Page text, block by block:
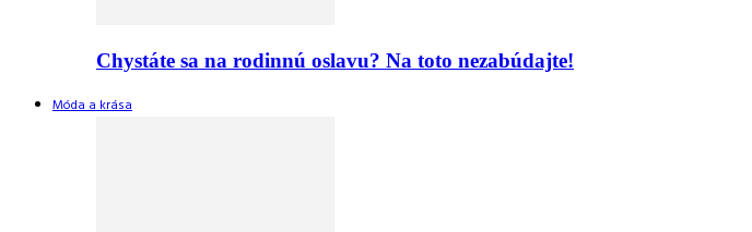
Chystáte sa na rodinnú oslavu? Na toto nezabúdajte!
Móda a krása